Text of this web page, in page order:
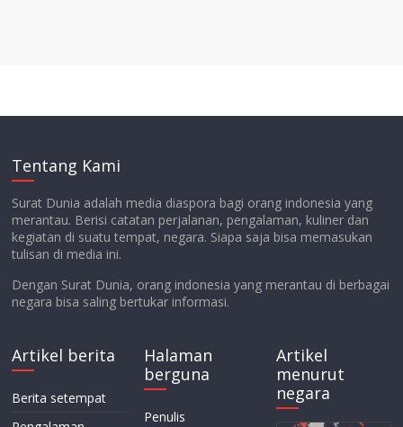
Tentang Kami
Surat Dunia adalah media diaspora bagi orang indonesia yang
merantau. Berisi catatan perjalanan, pengalaman, kuliner dan
kegiatan di suatu tempat, negara. Siapa saja bisa memasukan
tulisan di media ini.
Dengan Surat Dunia, orang indonesia yang merantau di berbagai
negara bisa saling bertukar informasi.
Artikel berita
Berita setempat
Halaman
berguna
Penulis
Artikel
menurut
negara